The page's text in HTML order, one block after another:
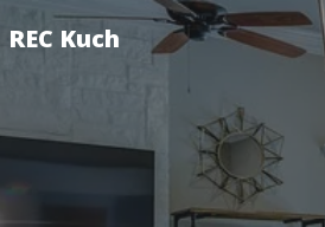
REC Kuch